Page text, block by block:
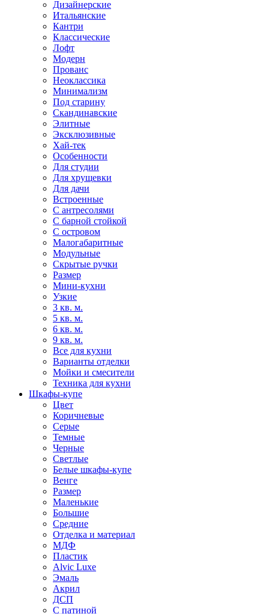
Дизайнерские
Итальянские
Кантри
Классические
Лофт
Модерн
Прованс
Неоклассика
Минимализм
Под старину
Скандинавские
Элитные
Эксклюзивные
Хай-тек
Особенности
Для студии
Для хрущевки
Для дачи
Встроенные
С антресолями
С барной стойкой
С островом
Малогабаритные
Модульные
Скрытые ручки
Размер
Мини-кухни
Узкие
3 кв. м.
5 кв. м.
6 кв. м.
9 кв. м.
Все для кухни
Варианты отделки
Мойки и смесители
Техника для кухни
Шкафы-купе
Цвет
Коричневые
Серые
Темные
Черные
Светлые
Белые шкафы-купе
Венге
Размер
Маленькие
Большие
Средние
Отделка и материал
МДФ
Пластик
Alvic Luxe
Эмаль
Акрил
ДСП
С патиной